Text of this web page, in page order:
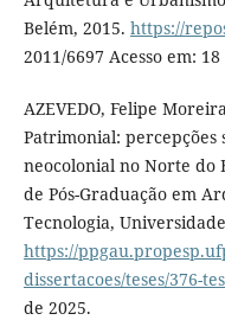
Belém, 2015. https://
2011/6697 Acesso em:
AZEVEDO, Felipe
Patrimonial:
neocolonial no Norte do
de Pós-Graduação em
Tecnologia,
https://
dissertacoes/teses/376-
de 2025.